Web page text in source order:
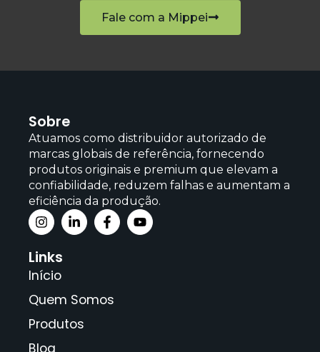
Fale com a Mippei
Sobre
Atuamos como distribuidor autorizado de
marcas globais de referência, fornecendo
produtos originais e premium que elevam a
confiabilidade, reduzem falhas e aumentam a
eficiência da produção.
Links
Início
Quem Somos
Produtos
Blog